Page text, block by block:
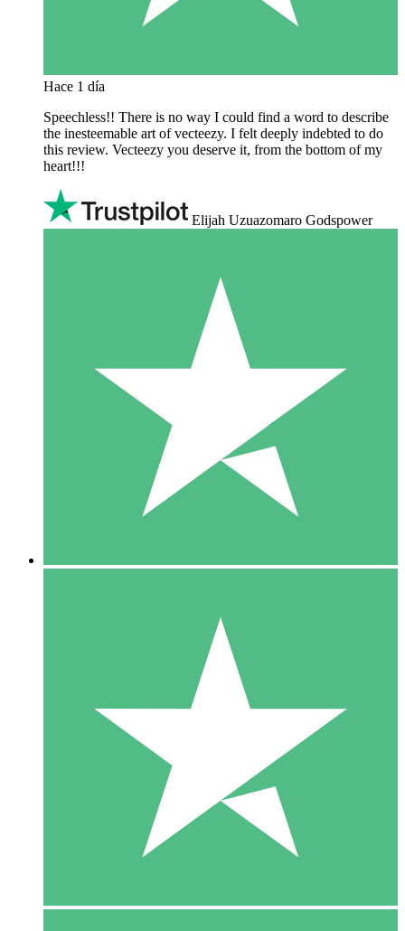
Hace 1 día
Speechless!! There is no way I could find a word to describe
the inesteemable art of vecteezy. I felt deeply indebted to do
this review. Vecteezy you deserve it, from the bottom of my
heart!!!
Elijah Uzuazomaro Godspower